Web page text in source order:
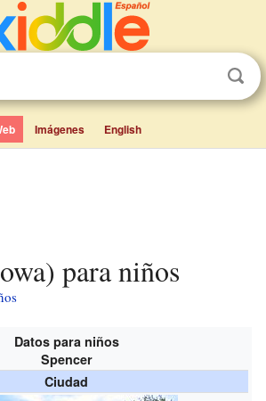
Imágenes English
para niños
Datos para niños
Spencer
Ciudad